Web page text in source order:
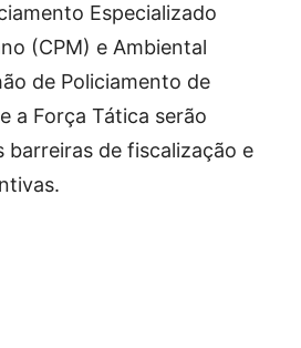
Especializado
(CPM) e Ambiental
de Policiamento de
a Força Tática serão
barreiras de fiscalização e